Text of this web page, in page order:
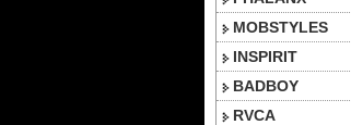
MOBSTYLES
INSPIRIT
BADBOY
RVCA